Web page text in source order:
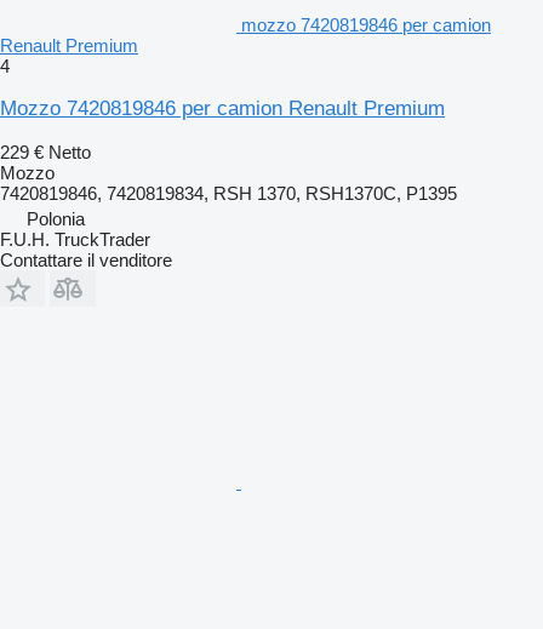
mozzo 7420819846 per camion
Renault Premium
4
Mozzo 7420819846 per camion Renault Premium
229 € Netto
Mozzo
7420819846, 7420819834, RSH 1370, RSH1370C, P1395
Polonia
F.U.H. TruckTrader
Contattare il venditore